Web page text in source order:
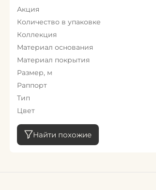
Акция
Количество в упаковке
Коллекция
Материал основания
Материал покрытия
Размер, м
Раппорт
Тип
Цвет
Найти похожие